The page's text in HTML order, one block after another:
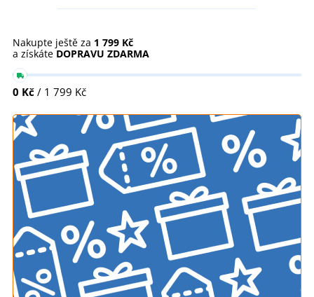
Nakupte ještě za 1 799 Kč
a získáte DOPRAVU ZDARMA
0 Kč / 1 799 Kč